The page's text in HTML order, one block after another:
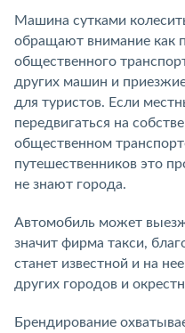
Машина сутками
обращают внимание как
общественного
других машин и
для туристов. Если
передвигаться на
общественном
путешественников это
не знают города.
Автомобиль может
значит фирма такси,
станет известной и на
других городов и
Брендирование